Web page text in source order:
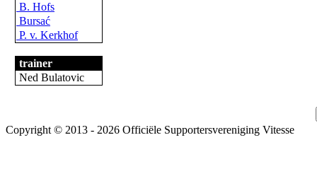
B. Hofs
Bursać
P. v. Kerkhof
trainer
Ned Bulatovic
Copyright © 2013 - 2026 Officiële Supportersvereniging Vitesse